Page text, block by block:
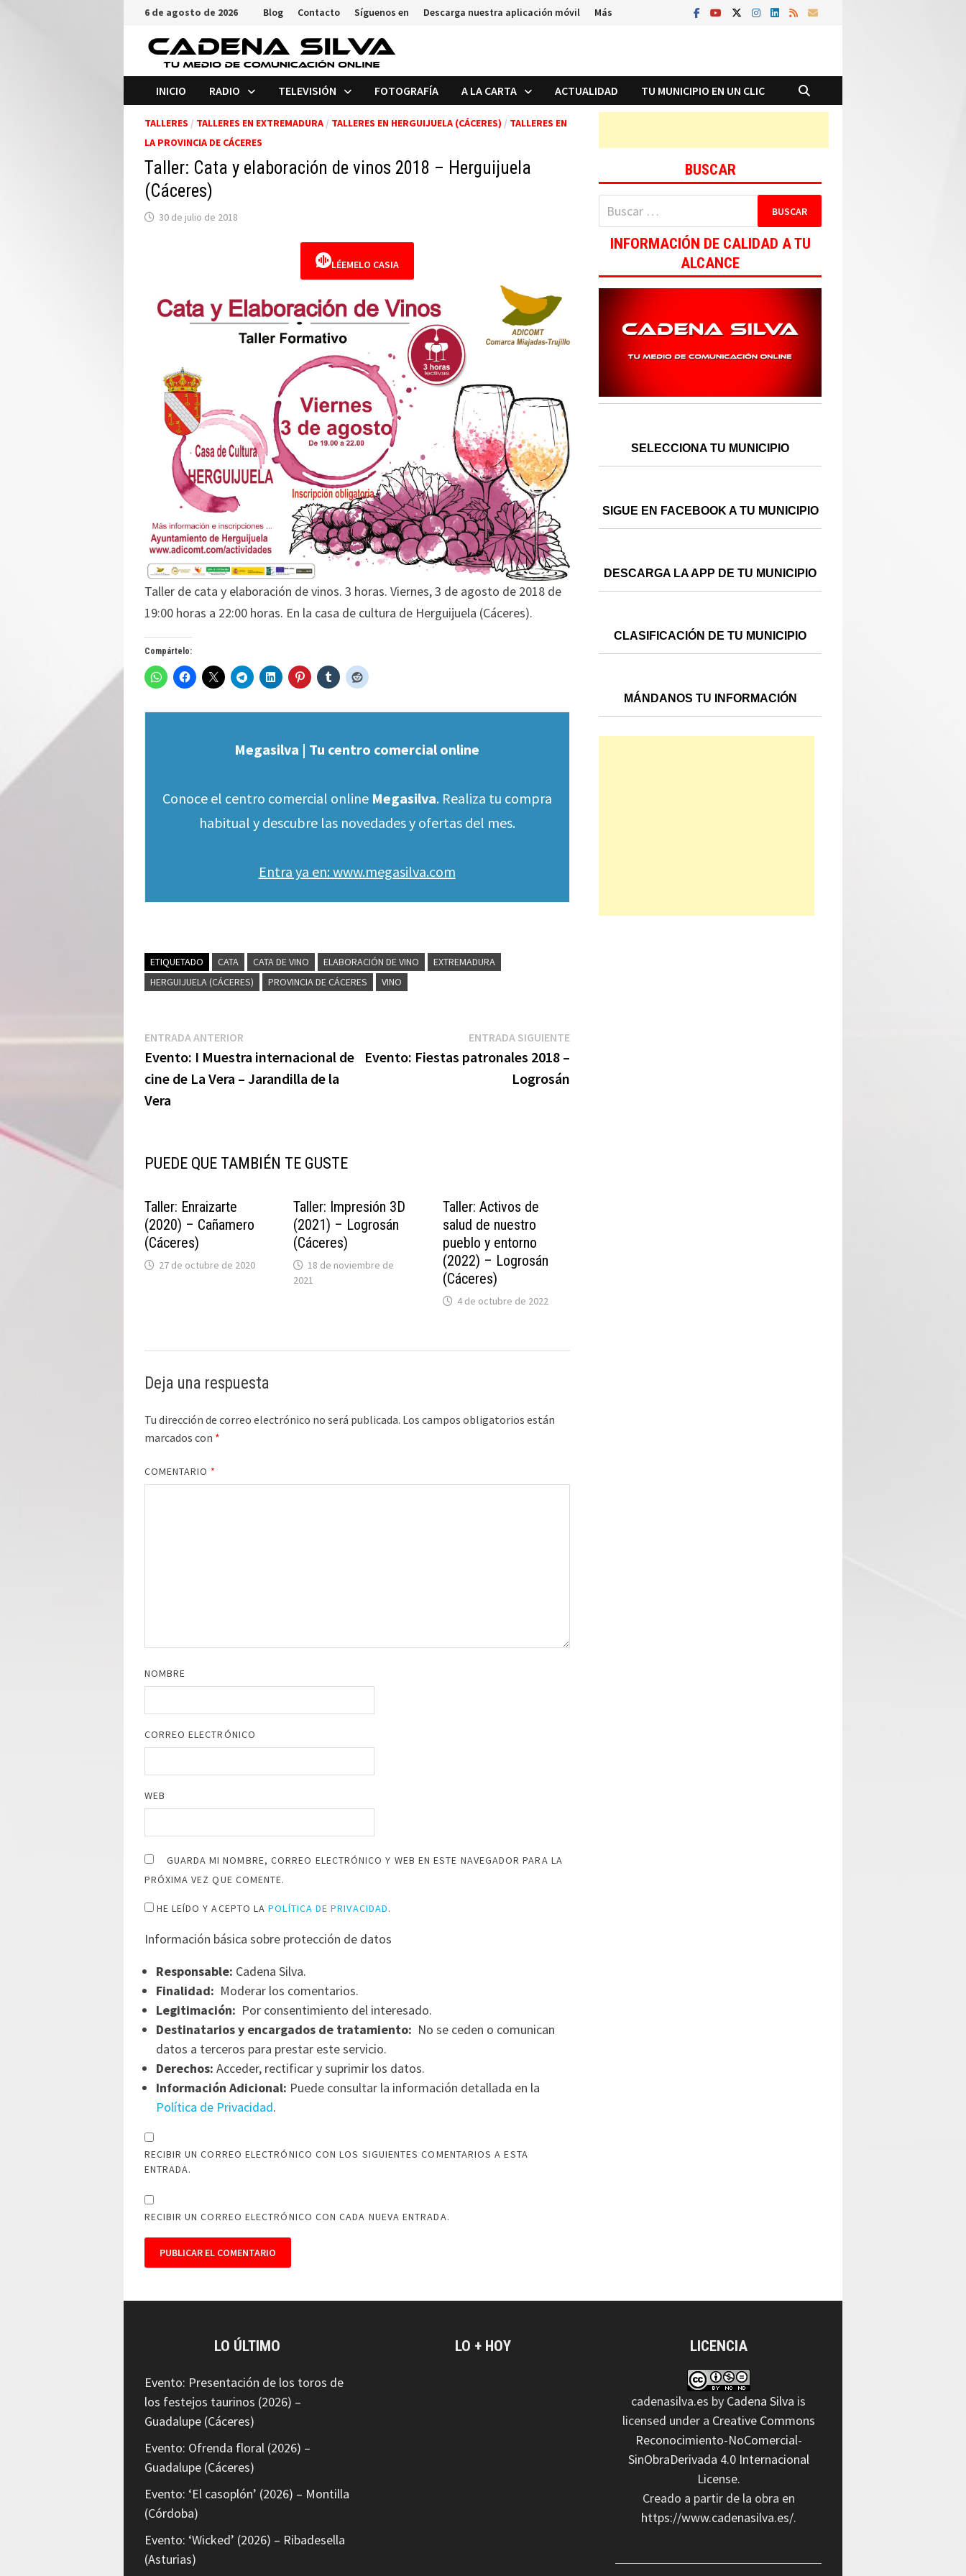
Saltar
contenido
6 de agosto de 2026 Blog Contacto Síguenos en Descarga nuestra aplicación móvil Más
INICIO RADIO TELEVISIÓN FOTOGRAFÍA A LA CARTA ACTUALIDAD TU MUNICIPIO EN UN CLIC
TALLERES / TALLERES EN EXTREMADURA/ TALLERES EN HERGUIJUELA (CÁCERES) / TALLERES EN
LA PROVINCIA DE CÁCERES
Taller: Cata y elaboración de vinos 2018 – Herguijuela
(Cáceres)
30 de julio de 2018
LÉEMELO CASIA
Taller de cata y elaboración de vinos. 3 horas. Viernes, 3 de agosto de 2018 de
19:00 horas a 22:00 horas. En la casa de cultura de Herguijuela (Cáceres).
Compártelo:
Megasilva | Tu centro comercial online
Conoce el centro comercial online Megasilva. Realiza tu compra
habitual y descubre las novedades y ofertas del mes.
Entra ya en: www.megasilva.com
ETIQUETADO CATA CATA DE VINO ELABORACIÓN DE VINO
EXTREMADURA
HERGUIJUELA (CÁCERES)
PROVINCIA DE CÁCERES VINO
Navegación
de
entradas
ENTRADA ANTERIOREntrada
anterior:
Evento: I Muestra internacional de
cine de La Vera – Jarandilla de la
Vera
ENTRADA SIGUIENTEEntrada
Evento: Fiestas patronales 2018 –
Logrosán
PUEDE QUE TAMBIÉN TE GUSTE
Taller: Enraizarte
(2020) – Cañamero
(Cáceres)
27 de octubre de 2020
Taller: Impresión 3D
(2021) – Logrosán
(Cáceres)
18 de noviembre de
2021
Taller: Activos de
salud de nuestro
pueblo y entorno
(2022) – Logrosán
(Cáceres)
4 de octubre de 2022
Deja una respuesta
Tu dirección de correo electrónico no será publicada. Los campos obligatorios están
marcados con *
COMENTARIO *
NOMBRE
CORREO ELECTRÓNICO
WEB
GUARDA MI NOMBRE, CORREO ELECTRÓNICO Y WEB EN ESTE NAVEGADOR PARA LA
PRÓXIMA VEZ QUE COMENTE.
HE LEÍDO Y ACEPTO LAPOLÍTICA DE PRIVACIDAD.
Información básica sobre protección de datos
Responsable: Cadena Silva.
Finalidad: Moderar los comentarios.
Legitimación: Por consentimiento del interesado.
Destinatarios y encargados de tratamiento: No se ceden o comunican
datos a terceros para prestar este servicio.
Derechos: Acceder, rectificar y suprimir los datos.
Información Adicional: Puede consultar la información detallada en la
Política de Privacidad.
RECIBIR UN CORREO ELECTRÓNICO CON LOS SIGUIENTES COMENTARIOS A ESTA
ENTRADA.
RECIBIR UN CORREO ELECTRÓNICO CON CADA NUEVA ENTRADA.
BUSCAR
Buscar:
INFORMACIÓN DE CALIDAD A TU
ALCANCE
SELECCIONA TU MUNICIPIO
SIGUE EN FACEBOOK A TU MUNICIPIO
DESCARGA LA APP DE TU MUNICIPIO
CLASIFICACIÓN DE TU MUNICIPIO
MÁNDANOS TU INFORMACIÓN
LO ÚLTIMO
Evento: Presentación de los toros de
los festejos taurinos (2026) –
Guadalupe (Cáceres)
Evento: Ofrenda floral (2026) –
Guadalupe (Cáceres)
Evento: ‘El casoplón’ (2026) – Montilla
(Córdoba)
Evento: ‘Wicked’ (2026) – Ribadesella
(Asturias)
LO + HOY LICENCIA
cadenasilva.es by Cadena Silva is
licensed under a Creative Commons
Reconocimiento-NoComercial-
SinObraDerivada 4.0 Internacional
License.
Creado a partir de la obra en
https://www.cadenasilva.es/.